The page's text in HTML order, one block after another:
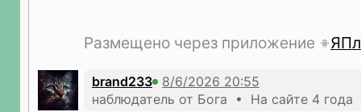
Размещено через приложение
brand233
наблюдатель от Бога • На сайте 4 года